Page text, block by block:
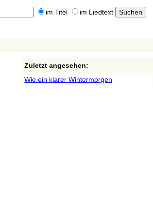
im Titel im Liedtext
Zuletzt angesehen:
Wie ein klarer Wintermorgen